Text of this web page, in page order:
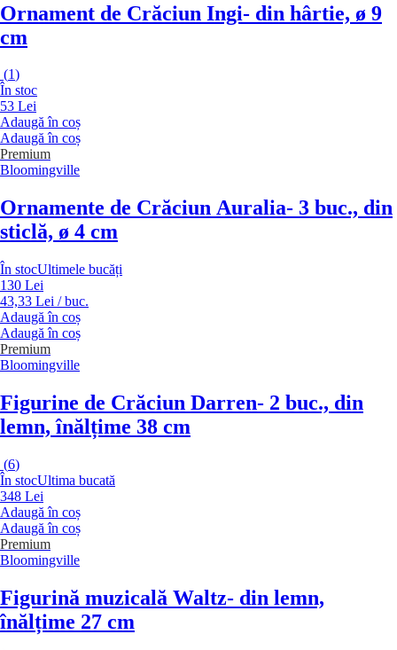
Ornament de Crăciun Ingi- din hârtie, ø 9
cm
(1)
În stoc
53 Lei
Adaugă în coș
Adaugă în coș
Premium
Bloomingville
Ornamente de Crăciun Auralia- 3 buc., din
sticlă, ø 4 cm
În stocUltimele bucăți
130 Lei
43,33 Lei / buc.
Adaugă în coș
Adaugă în coș
Premium
Bloomingville
Figurine de Crăciun Darren- 2 buc., din
lemn, înălțime 38 cm
(6)
În stocUltima bucată
348 Lei
Adaugă în coș
Adaugă în coș
Premium
Bloomingville
Figurină muzicală Waltz- din lemn,
înălțime 27 cm